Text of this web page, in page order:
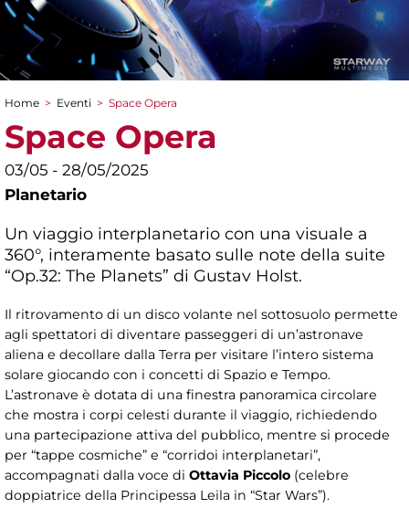
Tu sei qui
Home > Eventi > Space Opera
Space Opera
03/05 - 28/05/2025
Planetario
Un viaggio interplanetario con una visuale a
360°, interamente basato sulle note della suite
“Op.32: The Planets” di Gustav Holst.
Il ritrovamento di un disco volante nel sottosuolo permette
agli spettatori di diventare passeggeri di un’astronave
aliena e decollare dalla Terra per visitare l’intero sistema
solare giocando con i concetti di Spazio e Tempo.
L’astronave è dotata di una finestra panoramica circolare
che mostra i corpi celesti durante il viaggio, richiedendo
una partecipazione attiva del pubblico, mentre si procede
per “tappe cosmiche” e “corridoi interplanetari”,
accompagnati dalla voce di Ottavia Piccolo (celebre
doppiatrice della Principessa Leila in “Star Wars”).